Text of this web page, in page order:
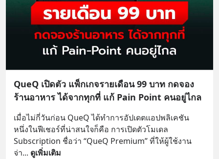
QueQ เปิดตัว แพ็กเกจรายเดือน 99 บาท กดจอง
ร้านอาหาร ได้จากทุกที่ แก้ Pain Point คนอยู่ไกล
เมื่อไม่กี่วันก่อน QueQ ได้ทำการอัปเดตแอปพลิเคชัน
หนึ่งในฟีเชอร์ที่น่าสนใจก็คือ การเปิดตัวโมเดล
Subscription ชื่อว่า “QueQ Premium” ที่ให้ผู้ใช้งาน
จ่า... ดูเพิ่มเติม